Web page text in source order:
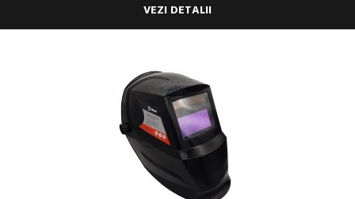
VEZI DETALII